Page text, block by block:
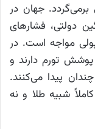
جهان در
سنگین دولتی، فشارهای
مواجه است. در
تورم دارند و
پیدا می‌کنند.
شبیه طلا و نه